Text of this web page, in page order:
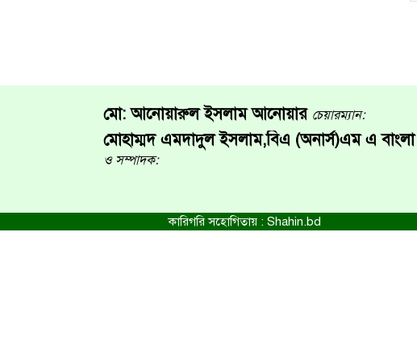
মো: আনোয়ারুল ইসলাম আনোয়ার চেয়ারম্যান:
মোহাম্মদ এমদাদুল ইসলাম,বিএ (অনার্স)এম এ বাংলা
ও সম্পাদক:
কারিগরি সহোগিতায় : Shahin.bd